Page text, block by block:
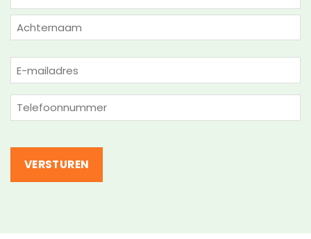
(VEREIST)
Voornaam
E-
mailadres
(Vereist)
Telefoon
(Vereist)